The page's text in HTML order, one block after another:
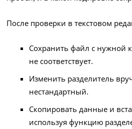
После проверки в текстовом
Сохранить файл с нужной
не соответствует.
Изменить разделитель
нестандартный.
Скопировать данные и
используя функцию